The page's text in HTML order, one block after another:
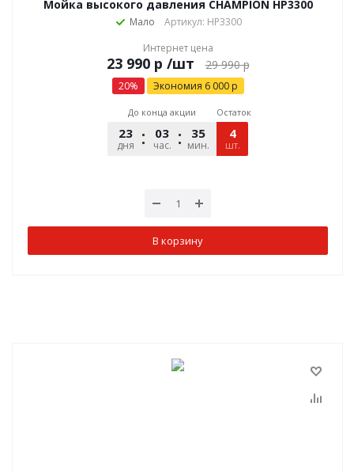
Мойка высокого давления CHAMPION HP3300
Мало
Артикул: HP3300
Интернет цена
р /шт 29 990р
20% Экономия 6 000р
До конца акции
23
дня
03
час.
35
мин.
28
сек.
Остаток
4
шт.
В корзину